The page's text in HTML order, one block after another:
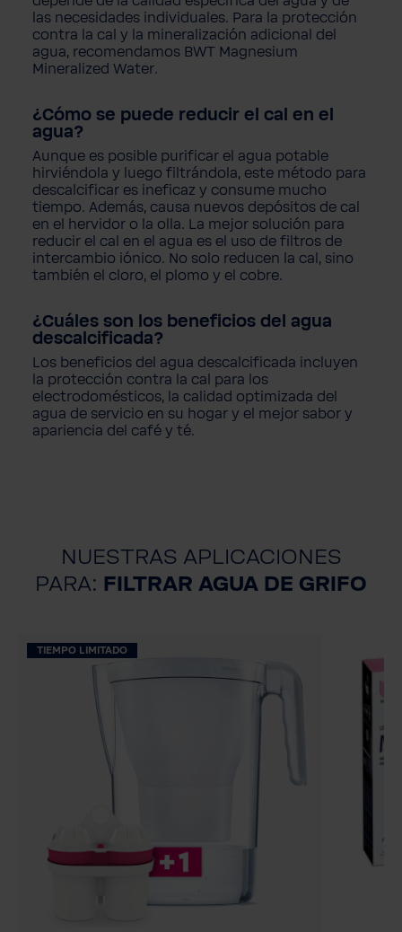
las necesidades individuales. Para la protección
contra la cal y la mineralización adicional del
agua, recomendamos BWT Magnesium
Mineralized Water.
¿Cómo se puede reducir el cal en el
agua?
Aunque es posible purificar el agua potable
hirviéndola y luego filtrándola, este método para
descalcificar es ineficaz y consume mucho
tiempo. Además, causa nuevos depósitos de cal
en el hervidor o la olla. La mejor solución para
reducir el cal en el agua es el uso de filtros de
intercambio iónico. No solo reducen la cal, sino
también el cloro, el plomo y el cobre.
¿Cuáles son los beneficios del agua
descalcificada?
Los beneficios del agua descalcificada incluyen
la protección contra la cal para los
electrodomésticos, la calidad optimizada del
agua de servicio en su hogar y el mejor sabor y
apariencia del café y té.
NUESTRAS APLICACIONES
PARA: FILTRAR AGUA DE GRIFO
TIEMPO LIMITADO